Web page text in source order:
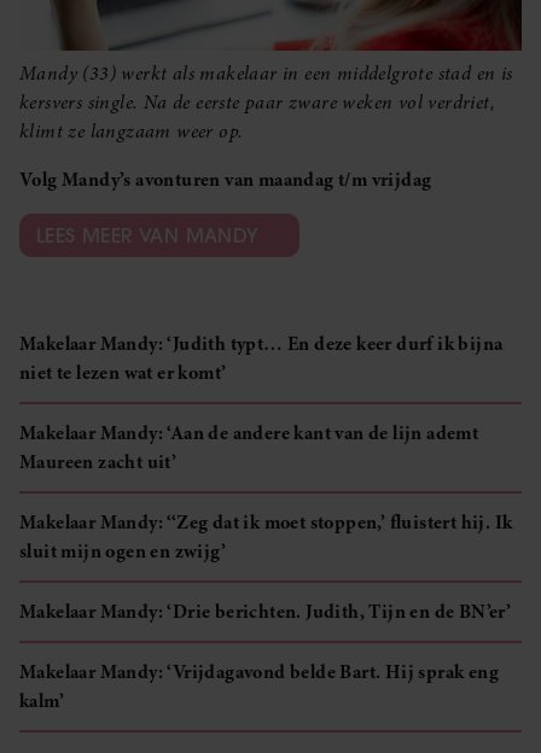
Mandy (33) werkt als makelaar in een middelgrote stad en is
kersvers single. Na de eerste paar zware weken vol verdriet,
klimt ze langzaam weer op.
Volg Mandy’s avonturen van maandag t/m vrijdag
LEES MEER VAN MANDY
Makelaar Mandy: ‘Judith typt… En deze keer durf ik bijna
niet te lezen wat er komt’
Makelaar Mandy: ‘Aan de andere kant van de lijn ademt
Maureen zacht uit’
Makelaar Mandy: ‘‘Zeg dat ik moet stoppen,’ fluistert hij. Ik
sluit mijn ogen en zwijg’
Makelaar Mandy: ‘Drie berichten. Judith, Tijn en de BN’er’
Makelaar Mandy: ‘Vrijdagavond belde Bart. Hij sprak eng
kalm’